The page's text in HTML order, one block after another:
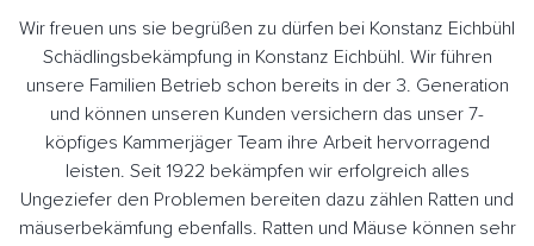
Wir freuen uns sie begrüßen zu dürfen bei Konstanz Eichbühl
Schädlingsbekämpfung in Konstanz Eichbühl. Wir führen
unsere Familien Betrieb schon bereits in der 3. Generation
und können unseren Kunden versichern das unser 7-
köpfiges Kammerjäger Team ihre Arbeit hervorragend
leisten. Seit 1922 bekämpfen wir erfolgreich alles
Ungeziefer den Problemen bereiten dazu zählen Ratten und
mäuserbekämfung ebenfalls. Ratten und Mäuse können sehr